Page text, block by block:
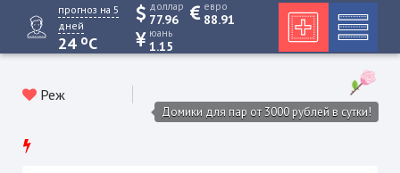
прогноз на 5
дней
24 oC
доллар
77.96
евро
88.91
юань
1.15
Реж
Домики для пар от 3000 рублей в сутки!